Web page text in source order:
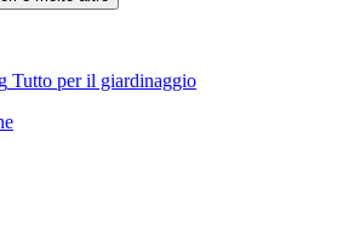
Tutto per il giardinaggio